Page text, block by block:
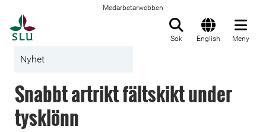
Medarbetarwebben
Sök English Meny
Nyhet
Snabbt artrikt fältskikt under
tysklönn